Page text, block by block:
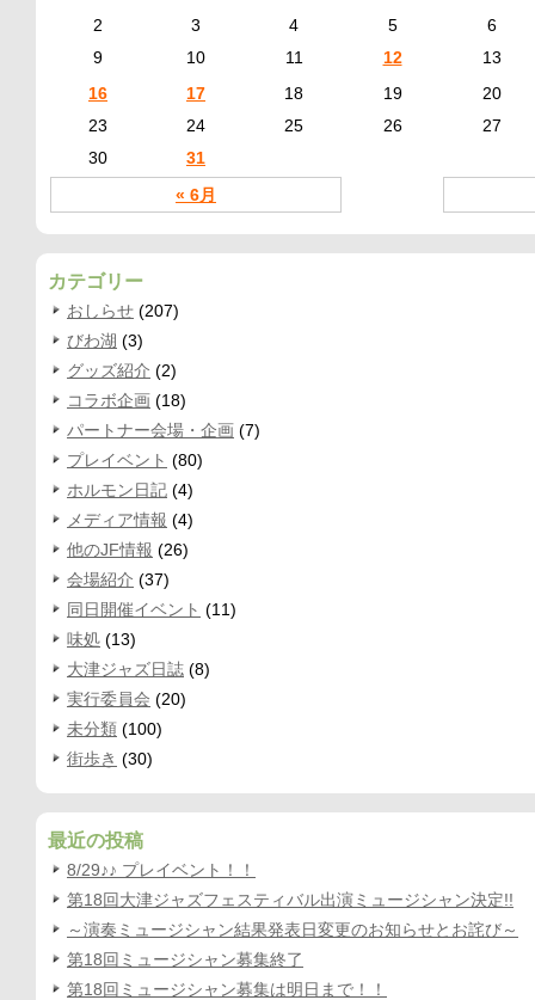
« 6月
2 3 4 5
6
9
10 11 12
13
16
17 18 19
20
23
24 25 26
27
30
31
カテゴリー
おしらせ (207)
びわ湖 (3)
グッズ紹介 (2)
コラボ企画 (18)
パートナー会場・企画 (7)
プレイベント (80)
ホルモン日記 (4)
メディア情報 (4)
他のJF情報 (26)
会場紹介 (37)
同日開催イベント (11)
味処 (13)
大津ジャズ日誌 (8)
実行委員会 (20)
未分類 (100)
街歩き (30)
最近の投稿
8/29♪♪ プレイベント！！
第18回大津ジャズフェスティバル出演ミュージシャン決定!!
～演奏ミュージシャン結果発表日変更のお知らせとお詫び～
第18回ミュージシャン募集終了
第18回ミュージシャン募集は明日まで！！